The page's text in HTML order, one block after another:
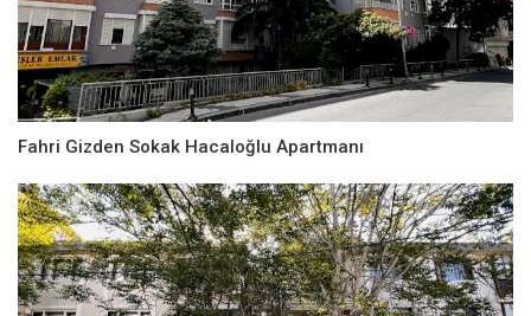
Fahri Gizden Sokak Hacaloğlu Apartmanı